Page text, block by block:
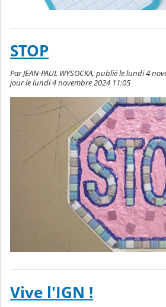
STOP
Par JEAN-PAUL WYSOCKA, publié le lundi 4
jour le lundi 4 novembre 2024 11:05
Vive l'IGN !